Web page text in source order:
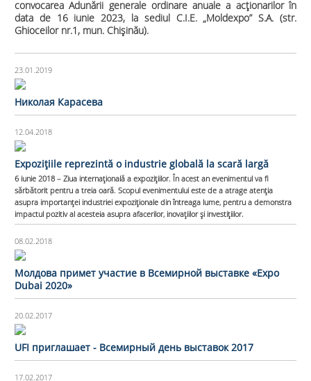
convocarea Adunării generale ordinare anuale a acţionarilor în
data de 16 iunie 2023, la sediul C.I.E. „Moldexpo” S.A. (str.
Ghioceilor nr.1, mun. Chişinău).
23.01.2019
Николая Карасева
12.04.2018
Expozițiile reprezintă o industrie globală la scară largă
6 iunie 2018 – Ziua internațională a expozițiilor. În acest an evenimentul va fi
sărbătorit pentru a treia oară. Scopul evenimentului este de a atrage atenția
asupra importanței industriei expoziționale din întreaga lume, pentru a demonstra
impactul pozitiv al acesteia asupra afacerilor, inovațiilor și investițiilor.
08.02.2018
Молдова примет участие в Всемирной выставке «Expo
Dubai 2020»
20.02.2017
UFI приглашает - Всемирный день выставок 2017
17.02.2017